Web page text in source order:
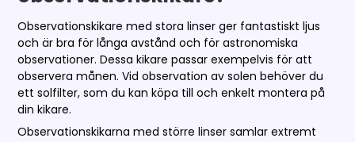
Observationskikare med stora linser ger fantastiskt ljus
och är bra för långa avstånd och för astronomiska
observationer. Dessa kikare passar exempelvis för att
observera månen. Vid observation av solen behöver du
ett solfilter, som du kan köpa till och enkelt montera på
din kikare.
Observationskikarna med större linser samlar extremt